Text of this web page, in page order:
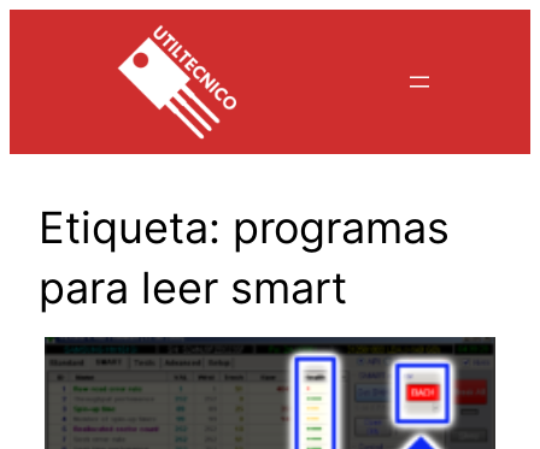
Etiqueta: programas
para leer smart